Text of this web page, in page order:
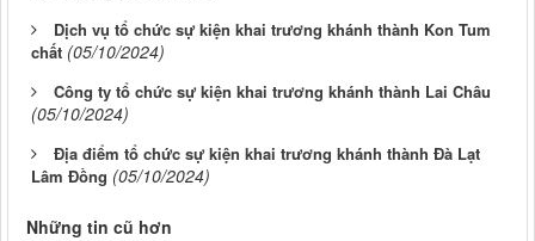
Dịch vụ tổ chức sự kiện khai trương khánh thành Kon Tum
chất (05/10/2024)
Công ty tổ chức sự kiện khai trương khánh thành Lai Châu
(05/10/2024)
Địa điểm tổ chức sự kiện khai trương khánh thành Đà Lạt
Lâm Đồng (05/10/2024)
Những tin cũ hơn